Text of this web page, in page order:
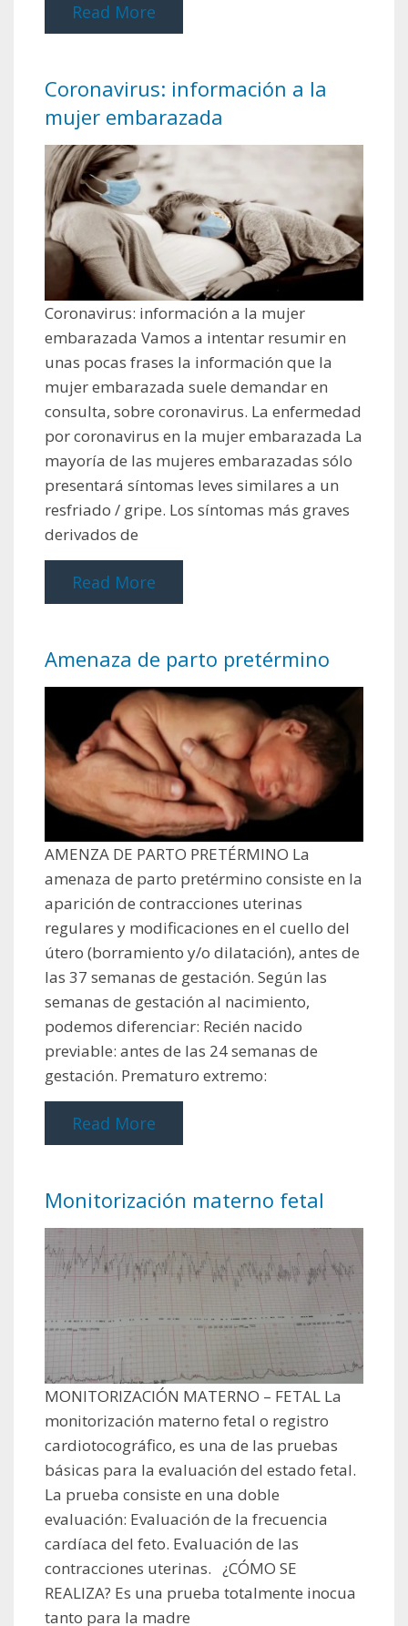
Read More
Coronavirus: información a la
mujer embarazada
Coronavirus: información a la mujer
embarazada Vamos a intentar resumir en
unas pocas frases la información que la
mujer embarazada suele demandar en
consulta, sobre coronavirus. La enfermedad
por coronavirus en la mujer embarazada La
mayoría de las mujeres embarazadas sólo
presentará síntomas leves similares a un
resfriado / gripe. Los síntomas más graves
derivados de
Read More
Amenaza de parto pretérmino
AMENZA DE PARTO PRETÉRMINO La
amenaza de parto pretérmino consiste en la
aparición de contracciones uterinas
regulares y modificaciones en el cuello del
útero (borramiento y/o dilatación), antes de
las 37 semanas de gestación. Según las
semanas de gestación al nacimiento,
podemos diferenciar: Recién nacido
previable: antes de las 24 semanas de
gestación. Prematuro extremo:
Read More
Monitorización materno fetal
MONITORIZACIÓN MATERNO – FETAL La
monitorización materno fetal o registro
cardiotocográfico, es una de las pruebas
básicas para la evaluación del estado fetal.
La prueba consiste en una doble
evaluación: Evaluación de la frecuencia
cardíaca del feto. Evaluación de las
contracciones uterinas. ¿CÓMO SE
REALIZA? Es una prueba totalmente inocua
tanto para la madre